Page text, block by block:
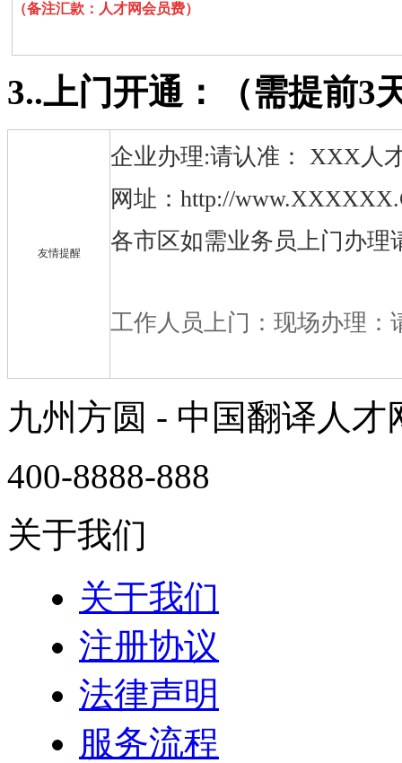
（备注汇款：人才网会员费）
3..上门开通：（需提前3
友情提醒
企业办理:请认准： XXX人
网址：http://
各市区如需业务员上门办
工作人员上门：现场办理：
九州方圆 - 中国翻译人才
400-8888-888
关于我们
关于我们
注册协议
法律声明
服务流程